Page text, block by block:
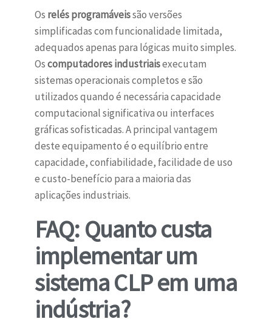
Os relés programáveissão versões
simplificadas com funcionalidade limitada,
adequados apenas para lógicas muito simples.
Oscomputadores industriaisexecutam
sistemas operacionais completos e são
utilizados quando é necessária capacidade
computacional significativa ou interfaces
gráficas sofisticadas. A principal vantagem
deste equipamento é o equilíbrio entre
capacidade, confiabilidade, facilidade de uso
e custo-benefício para a maioria das
aplicações industriais.
FAQ: Quanto custa
implementar um
sistema CLP em uma
indústria?